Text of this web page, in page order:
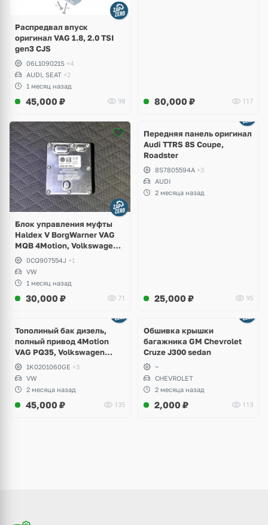
Распредвал впуск
оригинал VAG 1.8, 2.0 TSI
gen3 CJS
06L109021S +4
AUDI, SEAT +2
1 месяц назад
45,000 ₽ 98 80,000 ₽ 117
Блок управления муфты
Haldex V BorgWarner VAG
MQB 4Motion, Volkswagen
Tiguan
0CQ907554J +1
VW
1 месяц назад
30,000 ₽ 71
2 фото
Передняя панель оригинал
Audi TTRS 8S Coupe,
Roadster
8S7805594A +3
AUDI
2 месяца назад
25,000 ₽ 95
Тополиный бак дизель,
полный привод 4Motion
VAG PQ35, Volkswagen
Scirocco, Golf V, VI, Skoda
Yeti, Octavia A5, Superb,
Audi A3, Seat Altea
1K0201060GE +3
VW
2 месяца назад
45,000 ₽ 135
Обшивка крышки
багажника GM Chevrolet
Cruze J300 sedan
~
CHEVROLET
2 месяца назад
2,000 ₽ 113